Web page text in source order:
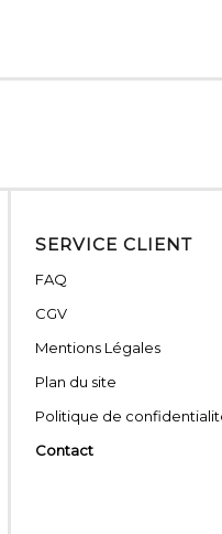
SERVICE CLIENT
FAQ
CGV
Mentions Légales
Plan du site
Politique de
Contact